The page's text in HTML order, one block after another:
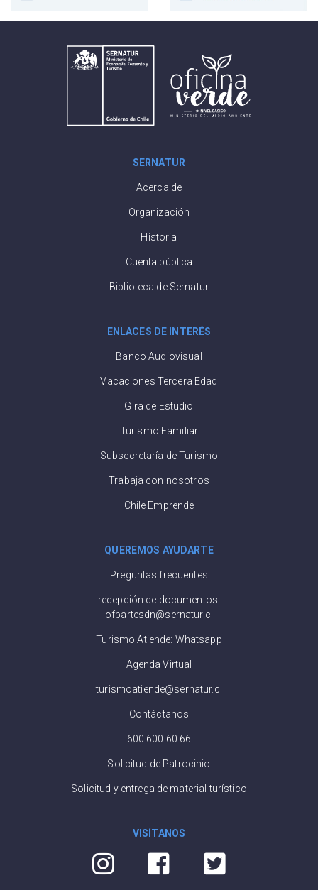
SERNATUR
Acerca de
Organización
Historia
Cuenta pública
Biblioteca de Sernatur
ENLACES DE INTERÉS
Banco Audiovisual
Vacaciones Tercera Edad
Gira de Estudio
Turismo Familiar
Subsecretaría de Turismo
Trabaja con nosotros
Chile Emprende
QUEREMOS AYUDARTE
Preguntas frecuentes
recepción de documentos:
ofpartesdn@sernatur.cl
Turismo Atiende: Whatsapp
Agenda Virtual
turismoatiende@sernatur.cl
Contáctanos
600 600 60 66
Solicitud de Patrocinio
Solicitud y entrega de material turístico
VISÍTANOS